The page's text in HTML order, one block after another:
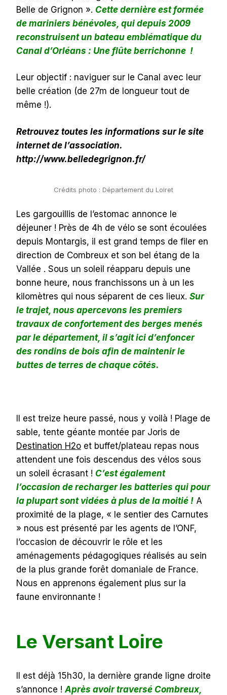
Belle de Grignon ». Cette dernière est formée
de mariniers bénévoles, qui depuis 2009
reconstruisent un bateau emblématique du
Canal d’Orléans : Une flûte berrichonne !
Leur objectif : naviguer sur le Canal avec leur
belle création (de 27m de longueur tout de
même !).
Retrouvez toutes les informations sur le site
internet de l’association.
http://www.belledegrignon.fr/
Crédits photo : Département du Loiret
Les gargouillis de l’estomac annonce le
déjeuner ! Près de 4h de vélo se sont écoulées
depuis Montargis, il est grand temps de filer en
direction de Combreux et son bel étang de la
Vallée . Sous un soleil réapparu depuis une
bonne heure, nous franchissons un à un les
kilomètres qui nous séparent de ces lieux. Sur
le trajet, nous apercevons les premiers
travaux de confortement des berges menés
par le département, il s’agit ici d’enfoncer
des rondins de bois afin de maintenir le
buttes de terres de chaque côtés.
Il est treize heure passé, nous y voilà ! Plage de
sable, tente géante montée par Joris de
Destination H2o et buffet/plateau repas nous
attendent une fois descendus des vélos sous
un soleil écrasant ! C’est également
l’occasion de recharger les batteries qui pour
la plupart sont vidées à plus de la moitié ! A
proximité de la plage, « le sentier des Carnutes
» nous est présenté par les agents de l’ONF,
l’occasion de découvrir le rôle et les
aménagements pédagogiques réalisés au sein
de la plus grande forêt domaniale de France.
Nous en apprenons également plus sur la
faune environnante !
Le Versant Loire
Il est déjà 15h30, la dernière grande ligne droite
s’annonce ! Après avoir traversé Combreux,